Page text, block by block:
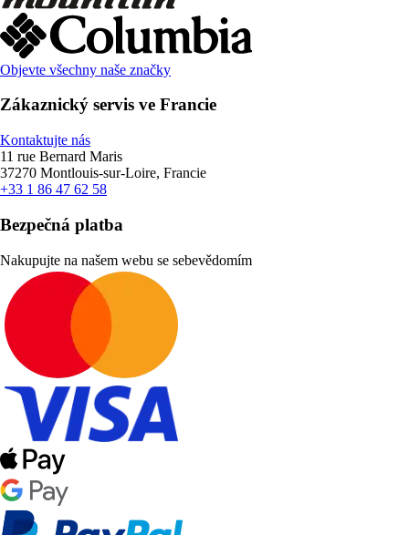
Objevte všechny naše značky
Zákaznický servis ve Francie
Kontaktujte nás
11 rue Bernard Maris
37270 Montlouis-sur-Loire, Francie
+33 1 86 47 62 58
Bezpečná platba
Nakupujte na našem webu se sebevědomím